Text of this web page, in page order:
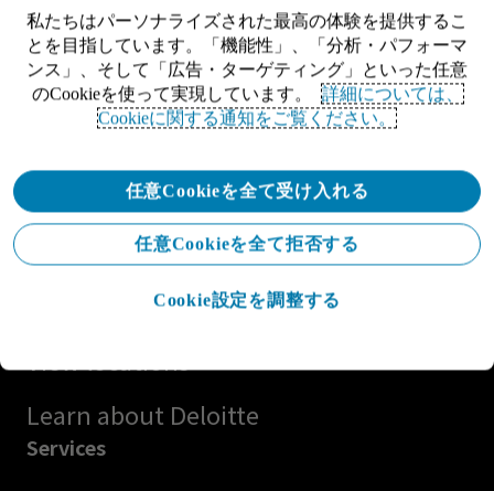
Let's connect
Get in touch
Explore careers
Learn about Deloitte
Services
私たちはパーソナライズされた最高の体験を提供するこ
とを目指しています。「機能性」、「分析・パフォーマ
ンス」、そして「広告・ターゲティング」といった任意
のCookieを使って実現しています。
詳細については、
Cookieに関する通知をご覧ください。
任意Cookieを全て受け入れる
任意Cookieを全て拒否する
Cookie設定を調整する